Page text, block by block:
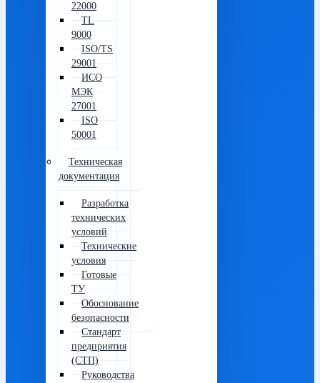
22000
TL
9000
ISO/TS
29001
ИСО
МЭК
27001
ISO
50001
Техническая
документация
Разработка
технических
условий
Технические
условия
Готовые
ТУ
Обоснование
безопасности
Стандарт
предприятия
(СТП)
Руководства